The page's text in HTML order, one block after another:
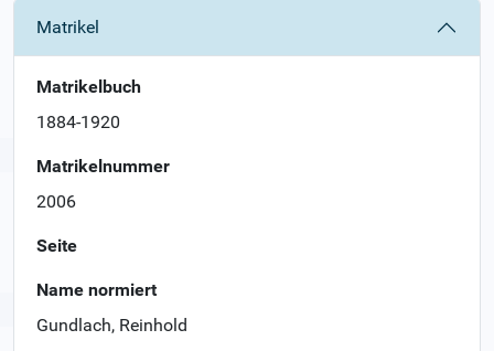
Matrikel
Matrikelbuch
1884-1920
Matrikelnummer
2006
Seite
Name normiert
Gundlach, Reinhold